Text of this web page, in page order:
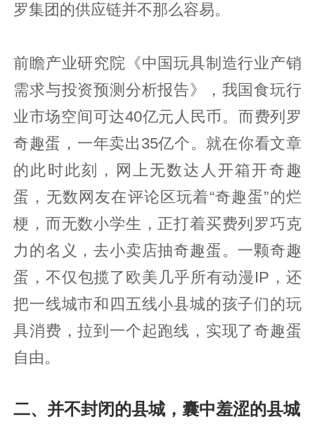
罗集团的供应链并不那么容易。
前瞻产业研究院《中国玩具制造行业产销
需求与投资预测分析报告》，我国食玩行
业市场空间可达40亿元人民币。而费列罗
奇趣蛋，一年卖出35亿个。就在你看文章
的此时此刻，网上无数达人开箱开奇趣
蛋，无数网友在评论区玩着“奇趣蛋”的烂
梗，而无数小学生，正打着买费列罗巧克
力的名义，去小卖店抽奇趣蛋。一颗奇趣
蛋，不仅包揽了欧美几乎所有动漫IP，还
把一线城市和四五线小县城的孩子们的玩
具消费，拉到一个起跑线，实现了奇趣蛋
自由。
二、并不封闭的县城，囊中羞涩的县城